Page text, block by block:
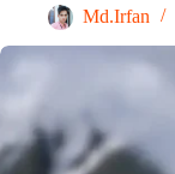
Md.Irfan